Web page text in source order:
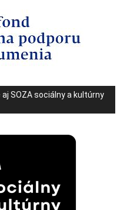
SOZA sociálny a kultúrny